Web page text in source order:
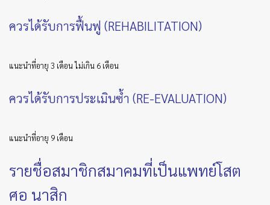
ควรได้รับการฟื้นฟู (REHABILITATION)
แนะนำที่อายุ 3 เดือน ไม่เกิน 6 เดือน
ควรได้รับการประเมินซ้ำ (RE-EVALUATION)
แนะนำที่อายุ 9 เดือน
รายชื่อสมาชิกสมาคมที่เป็นแพทย์โสต
ศอ นาสิก